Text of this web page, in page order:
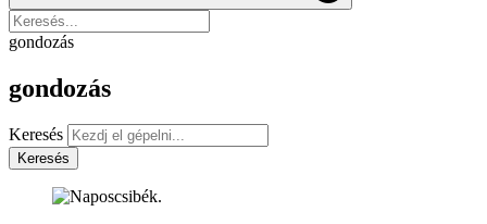
gondozás
gondozás
Keresés
Keresés